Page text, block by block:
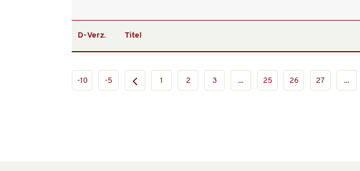
D-Verz. Titel
-10 -5 1 2 3 ... 25 26 27 ...